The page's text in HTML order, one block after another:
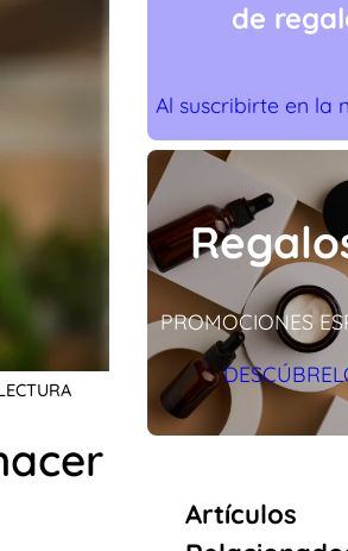
de
Al suscribirte en la
PROMOCIONES
Artículos